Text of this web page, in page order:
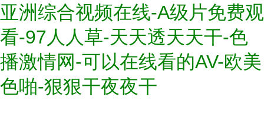
亚洲综合视频在线-A级片免费观
看-97人人草-天天透天天干-色
播激情网-可以在线看的AV-欧美
色啪-狠狠干夜夜干